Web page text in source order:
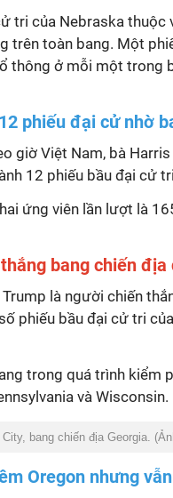
tri của Nebraska thuộc
trên toàn bang. Một
thông ở mỗi một trong
phiếu đại cử nhờ
giờ Việt Nam, bà
12 phiếu bầu đại cử
ứng viên lần lượt là
bang chiến
Trump là người chiến
phiếu bầu đại cử tri
trong quá trình kiểm
và Wisconsin.
bang chiến địa Georgia.
Oregon nhưng